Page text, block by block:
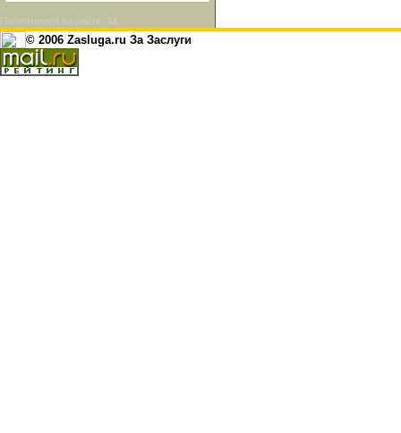
Посетителей на сайте: 32
© 2006 Zasluga.ru За Заслуги